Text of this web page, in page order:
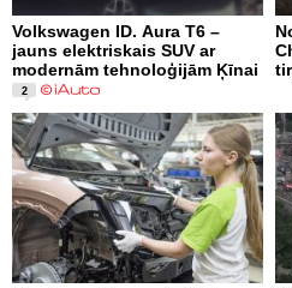
Volkswagen ID. Aura T6 –
jauns elektriskais SUV ar
modernām tehnoloģijām Ķīnai
2